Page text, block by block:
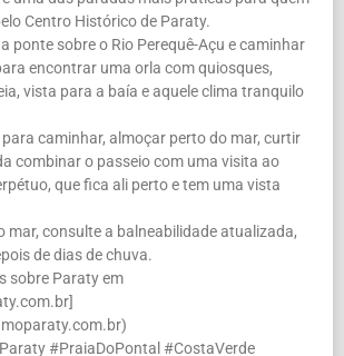
Centro Histórico de Paraty.
ponte sobre o Rio Perequê-Açu e caminhar
encontrar uma orla com quiosques,
vista para a baía e aquele clima tranquilo
caminhar, almoçar perto do mar, curtir
combinar o passeio com uma visita ao
que fica ali perto e tem uma vista
mar, consulte a balneabilidade atualizada,
de dias de chuva.
sobre Paraty em
#PraiaDoPontal #CostaVerde